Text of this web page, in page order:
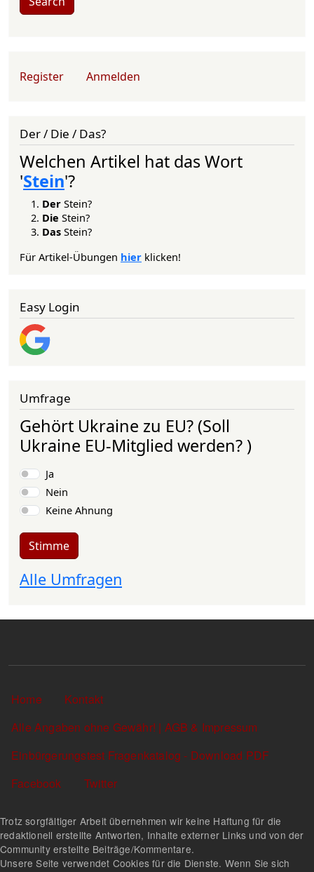
User account menu
Register Anmelden
Der / Die / Das?
Welchen Artikel hat das Wort
'Stein'?
Der Stein?
Die Stein?
Das Stein?
Für Artikel-Übungen hier klicken!
Easy Login
Umfrage
Gehört Ukraine zu EU? (Soll
Ukraine EU-Mitglied werden? )
Auswahlmöglichkeiten
Ja
Nein
Keine Ahnung
Stimme
Alle Umfragen
Sekundärlinks
Home
Kontakt
Alle Angaben ohne Gewähr! | AGB & Impressum
Einbürgerungstest Fragenkatalog - Download PDF
Facebook
Twitter
Trotz sorgfältiger Arbeit übernehmen wir keine Haftung für die
redaktionell erstellte Antworten, Inhalte externer Links und von der
Community erstellte Beiträge/Kommentare.
Unsere Seite verwendet Cookies für die Dienste. Wenn Sie sich